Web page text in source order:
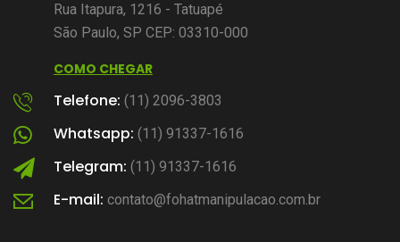
Rua Itapura, 1216 - Tatuapé
São Paulo, SP CEP: 03310-000
COMO CHEGAR
Telefone: (11) 2096-3803
Whatsapp: (11) 91337-1616
Telegram: (11) 91337-1616
E-mail: contato@fohatmanipulacao.com.br